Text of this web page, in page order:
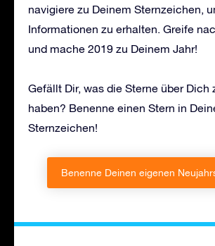
navigiere zu Deinem Sternzeichen,
Informationen zu erhalten. Greife
und mache 2019 zu Deinem Jahr!
Gefällt Dir, was die Sterne über Dich
haben? Benenne einen Stern in
Sternzeichen!
Benenne Deinen eigenen